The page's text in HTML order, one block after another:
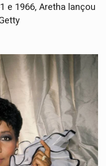
e 1966, Aretha lançou